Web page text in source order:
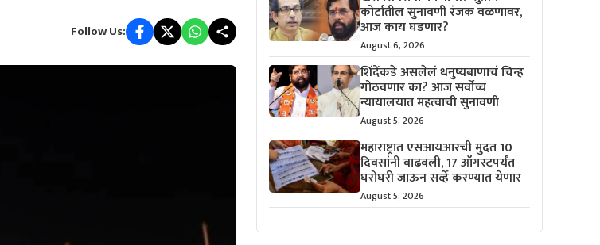
Follow Us:
कोर्टातील सुनावणी रंजक वळणावर,
आज काय घडणार?
August 6, 2026
शिंदेंकडे असलेलं धनुष्यबाणाचं चिन्ह
गोठवणार का? आज सर्वोच्च
न्यायालयात महत्वाची सुनावणी
August 5, 2026
महाराष्ट्रात एसआयआरची मुदत 10
दिवसांनी वाढवली, 17 ऑगस्टपर्यंत
घरोघरी जाऊन सर्व्हे करण्यात येणार
August 5, 2026